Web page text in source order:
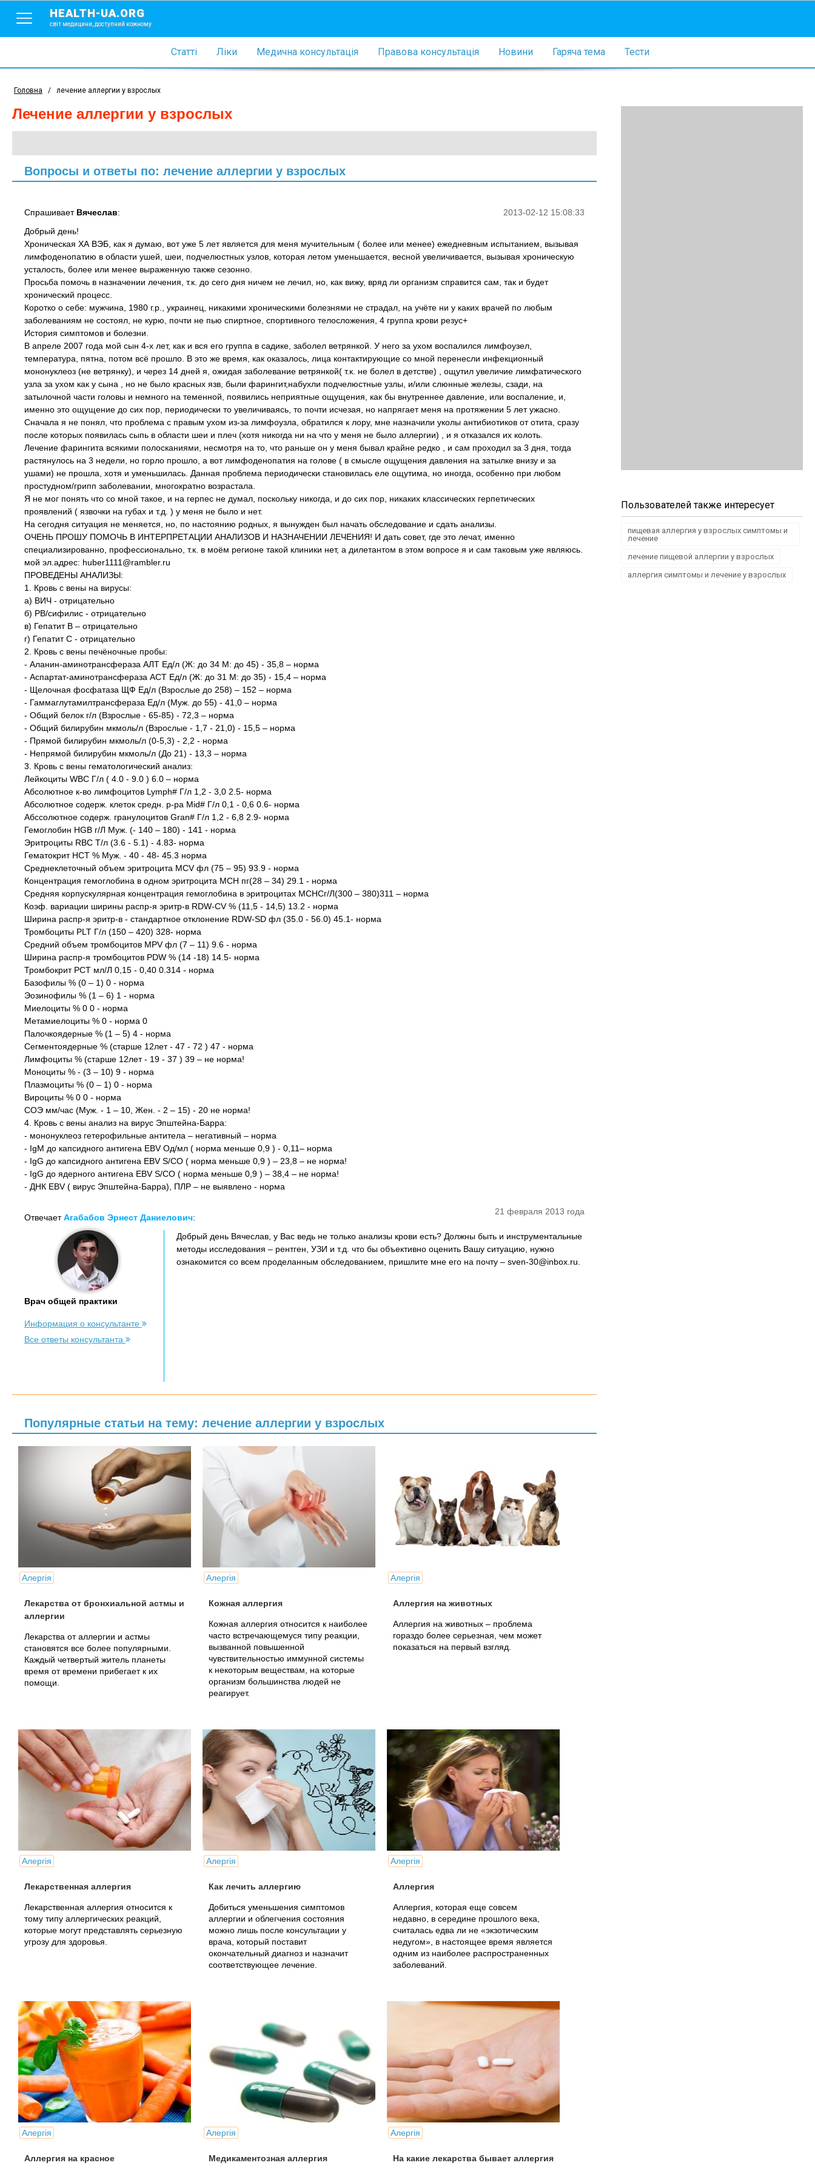
HEALTH-UA.ORG
світ медицини, доступний кожному
Статті Ліки Медична консультація Правова консультація Новини Гаряча тема Тести
Головна / лечение аллергии у взрослых
лечение аллергии у взрослых
Вопросы и ответы по: лечение аллергии у взрослых
2013-02-12 15:08:33
Спрашивает Вячеслав:
Добрый день!
Хроническая ХА ВЭБ, как я думаю, вот уже 5 лет является для меня мучительным ( более или менее) ежедневным испытанием, вызывая
лимфоденопатию в области ушей, шеи, подчелюстных узлов, которая летом уменьшается, весной увеличивается, вызывая хроническую
усталость, более или менее выраженную также сезонно.
Просьба помочь в назначении лечения, т.к. до сего дня ничем не лечил, но, как вижу, вряд ли организм справится сам, так и будет
хронический процесс.
Коротко о себе: мужчина, 1980 г.р., украинец, никакими хроническими болезнями не страдал, на учёте ни у каких врачей по любым
заболеваниям не состоял, не курю, почти не пью спиртное, спортивного телосложения, 4 группа крови резус+
История симптомов и болезни.
В апреле 2007 года мой сын 4-х лет, как и вся его группа в садике, заболел ветрянкой. У него за ухом воспалился лимфоузел,
температура, пятна, потом всё прошло. В это же время, как оказалось, лица контактирующие со мной перенесли инфекционный
мононуклеоз (не ветрянку), и через 14 дней я, ожидая заболевание ветрянкой( т.к. не болел в детстве) , ощутил увеличие лимфатического
узла за ухом как у сына , но не было красных язв, были фарингит,набухли подчелюстные узлы, и/или слюнные железы, сзади, на
затылочной части головы и немного на теменной, появились неприятные ощущения, как бы внутреннее давление, или воспаление, и,
именно это ощущение до сих пор, периодически то увеличиваясь, то почти исчезая, но напрягает меня на протяжении 5 лет ужасно.
Сначала я не понял, что проблема с правым ухом из-за лимфоузла, обратился к лору, мне назначили уколы антибиотиков от отита, сразу
после которых появилась сыпь в области шеи и плеч (хотя никогда ни на что у меня не было аллергии) , и я отказался их колоть.
Лечение фарингита всякими полосканиями, несмотря на то, что раньше он у меня бывал крайне редко , и сам проходил за 3 дня, тогда
растянулось на 3 недели, но горло прошло, а вот лимфоденопатия на голове ( в смысле ощущения давления на затылке внизу и за
ушами) не прошла, хотя и уменьшилась. Данная проблема периодически становилась еле ощутима, но иногда, особенно при любом
простудном/грипп заболевании, многократно возрастала.
Я не мог понять что со мной такое, и на герпес не думал, поскольку никогда, и до сих пор, никаких классических герпетических
проявлений ( язвочки на губах и т.д. ) у меня не было и нет.
На сегодня ситуация не меняется, но, по настоянию родных, я вынужден был начать обследование и сдать анализы.
ОЧЕНЬ ПРОШУ ПОМОЧЬ В ИНТЕРПРЕТАЦИИ АНАЛИЗОВ И НАЗНАЧЕНИИ ЛЕЧЕНИЯ! И дать совет, где это лечат, именно
специализированно, профессионально, т.к. в моём регионе такой клиники нет, а дилетантом в этом вопросе я и сам таковым уже являюсь.
мой эл.адрес: huber1111@rambler.ru
ПРОВЕДЕНЫ АНАЛИЗЫ:
1. Кровь с вены на вирусы:
а) ВИЧ - отрицательно
б) РВ/сифилис - отрицательно
в) Гепатит В – отрицательно
г) Гепатит С - отрицательно
2. Кровь с вены печёночные пробы:
- Аланин-аминотрансфераза АЛТ Ед/л (Ж: до 34 М: до 45) - 35,8 – норма
- Аспартат-аминотрансфераза ACT Ед/л (Ж: до 31 М: до 35) - 15,4 – норма
- Щелочная фосфатаза ЩФ Ед/л (Взрослые до 258) – 152 – норма
- Гаммаглутамилтрансфераза Ед/л (Муж. до 55) - 41,0 – норма
- Общий белок г/л (Взрослые - 65-85) - 72,3 – норма
- Общий билирубин мкмоль/л (Взрослые - 1,7 - 21,0) - 15,5 – норма
- Прямой билирубин мкмоль/л (0-5,3) - 2,2 - норма
- Непрямой билирубин мкмоль/л (До 21) - 13,3 – норма
3. Кровь с вены гематологический анализ:
Лейкоциты WBC Г/л ( 4.0 - 9.0 ) 6.0 – норма
Абсолютное к-во лимфоцитов Lymph# Г/л 1,2 - 3,0 2.5- норма
Абсолютное содерж. клеток средн. р-ра Mid# Г/л 0,1 - 0,6 0.6- норма
Абссолютное содерж. гранулоцитов Gran# Г/л 1,2 - 6,8 2.9- норма
Гемоглобин HGB г/Л Муж. (- 140 – 180) - 141 - норма
Эритроциты RBC Т/л (3.6 - 5.1) - 4.83- норма
Гематокрит HCT % Муж. - 40 - 48- 45.3 норма
Среднеклеточный объем эритроцита MCV фл (75 – 95) 93.9 - норма
Концентрация гемоглобина в одном эритроцита MCH пг(28 – 34) 29.1 - норма
Средняя корпускулярная концентрация гемоглобина в эритроцитах MCHCг/Л(300 – 380)311 – норма
Коэф. вариации ширины распр-я эритр-в RDW-CV % (11,5 - 14,5) 13.2 - норма
Ширина распр-я эритр-в - стандартное отклонение RDW-SD фл (35.0 - 56.0) 45.1- норма
Тромбоциты PLT Г/л (150 – 420) 328- норма
Средний объем тромбоцитов MPV фл (7 – 11) 9.6 - норма
Ширина распр-я тромбоцитов PDW % (14 -18) 14.5- норма
Тромбокрит PCT мл/Л 0,15 - 0,40 0.314 - норма
Базофилы % (0 – 1) 0 - норма
Эозинофилы % (1 – 6) 1 - норма
Миелоциты % 0 0 - норма
Метамиелоциты % 0 - норма 0
Палочкоядерные % (1 – 5) 4 - норма
Сегментоядерные % (старше 12лет - 47 - 72 ) 47 - норма
Лимфоциты % (старше 12лет - 19 - 37 ) 39 – не норма!
Моноциты % - (3 – 10) 9 - норма
Плазмоциты % (0 – 1) 0 - норма
Вироциты % 0 0 - норма
СОЭ мм/час (Муж. - 1 – 10, Жен. - 2 – 15) - 20 не норма!
4. Кровь с вены анализ на вирус Эпштейна-Барра:
- мононуклеоз гетерофильные антитела – негативный – норма
- IgM до капсидного антигена EBV Од/мл ( норма меньше 0,9 ) - 0,11– норма
- IgG до капсидного антигена EBV S/CO ( норма меньше 0,9 ) – 23,8 – не норма!
- IgG до ядерного антигена EBV S/CO ( норма меньше 0,9 ) – 38,4 – не норма!
- ДНК EBV ( вирус Эпштейна-Барра), ПЛР – не выявлено - норма
21 февраля 2013 года
ОтвечаетАгабабов Эрнест Даниелович:
Врач общей практики
Информация о консультанте
Все ответы консультанта
Добрый день Вячеслав, у Вас ведь не только анализы крови есть? Должны быть и инструментальные
методы исследования – рентген, УЗИ и т.д. что бы объективно оценить Вашу ситуацию, нужно
ознакомится со всем проделанным обследованием, пришлите мне его на почту – sven-30@inbox.ru.
Популярные статьи на тему: лечение аллергии у взрослых
Алергія
Лекарства от бронхиальной астмы и
аллергии
Лекарства от аллергии и астмы
становятся все более популярными.
Каждый четвертый житель планеты
время от времени прибегает к их
помощи.
Алергія
Кожная аллергия
Кожная аллергия относится к наиболее
часто встречающемуся типу реакции,
вызванной повышенной
чувствительностью иммунной системы
к некоторым веществам, на которые
организм большинства людей не
реагирует.
Алергія
Аллергия на животных
Аллергия на животных – проблема
гораздо более серьезная, чем может
показаться на первый взгляд.
Алергія
Лекарственная аллергия
Лекарственная аллергия относится к
тому типу аллергических реакций,
которые могут представлять серьезную
угрозу для здоровья.
Алергія
Как лечить аллергию
Добиться уменьшения симптомов
аллергии и облегчения состояния
можно лишь после консультации у
врача, который поставит
окончательный диагноз и назначит
соответствующее лечение.
Алергія
Аллергия
Аллергия, которая еще совсем
недавно, в середине прошлого века,
считалась едва ли не «экзотическим
недугом», в настоящее время является
одним из наиболее распространенных
заболеваний.
Алергія
Аллергия на красное
Алергія
Медикаментозная аллергия
Алергія
На какие лекарства бывает аллергия
Пользователей также интересует
пищевая аллергия у взрослых симптомы и
лечение
лечение пищевой аллергии у взрослых
аллергия симптомы и лечение у взрослых